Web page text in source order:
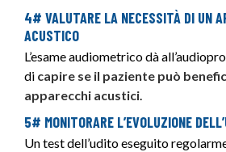
4# VALUTARE LA NECESSITÀ DI UN
ACUSTICO
L’esame audiometrico dà
di capire se il paziente può
apparecchi acustici.
5# MONITORARE L’EVOLUZIONE
Un test dell’udito eseguito